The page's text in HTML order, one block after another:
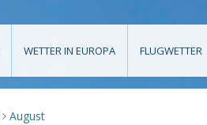
WETTER IN EUROPA FLUGWETTER
> August